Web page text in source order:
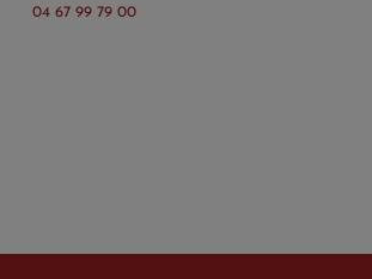
04 67 99 79 00